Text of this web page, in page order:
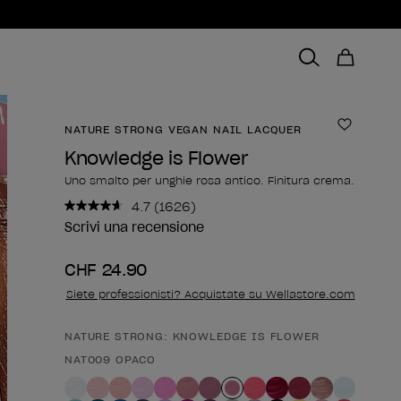
NATURE STRONG VEGAN NAIL LACQUER
Knowledge is Flower
Uno smalto per unghie rosa antico. Finitura crema.
4.7 Leggi
1626
pagina.
(1626)
Scrivi una recensione
CHF 24.90
Siete professionisti? Acquistate su Wellastore.com
Forma del prodotto
NATURE STRONG: KNOWLEDGE IS FLOWER
NAT009 OPACO